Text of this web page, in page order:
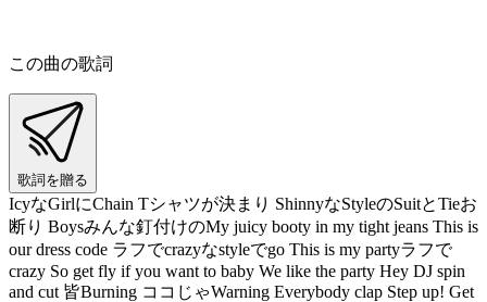
この曲の歌詞
歌詞を贈る
IcyなGirlにChain Tシャツが決まり ShinnyなStyleのSuitとTieお
断り Boysみんな釘付けのMy juicy booty in my tight jeans This is
our dress code ラフでcrazyなstyleでgo This is my partyラフで
crazy So get fly if you want to baby We like the party Hey DJ spin
and cut 皆Burning ココじゃWarning Everybody clap Step up! Get